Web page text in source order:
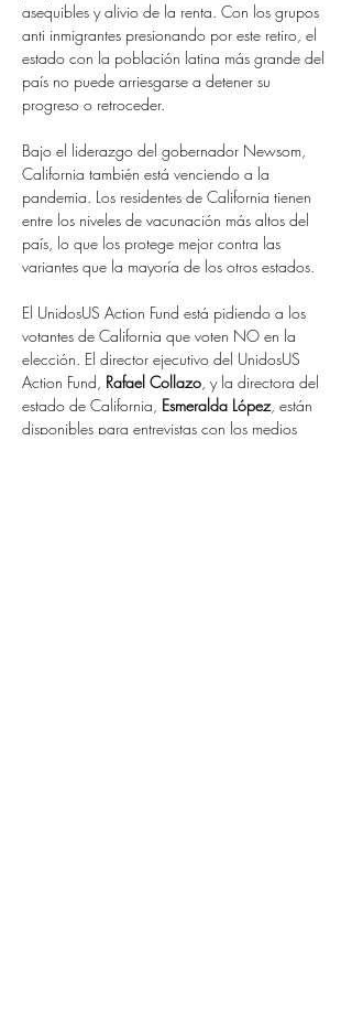
asequibles y alivio de la renta. Con los grupos
anti inmigrantes presionando por este retiro, el
estado con la población latina más grande del
país no puede arriesgarse a detener su
progreso o retroceder.
Bajo el liderazgo del gobernador Newsom,
California también está venciendo a la
pandemia. Los residentes de California tienen
entre los niveles de vacunación más altos del
país, lo que los protege mejor contra las
variantes que la mayoría de los otros estados.
El UnidosUS Action Fund está pidiendo a los
votantes de California que voten NO en la
elección. El director ejecutivo del UnidosUS
Action Fund, Rafael Collazo, y la directora del
estado de California, Esmeralda López, están
disponibles para entrevistas con los medios